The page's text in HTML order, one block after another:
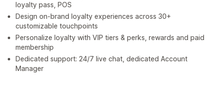
loyalty pass, POS
Design on-brand loyalty experiences across 30+
customizable touchpoints
Personalize loyalty with VIP tiers & perks, rewards and paid
membership
Dedicated support: 24/7 live chat, dedicated Account
Manager